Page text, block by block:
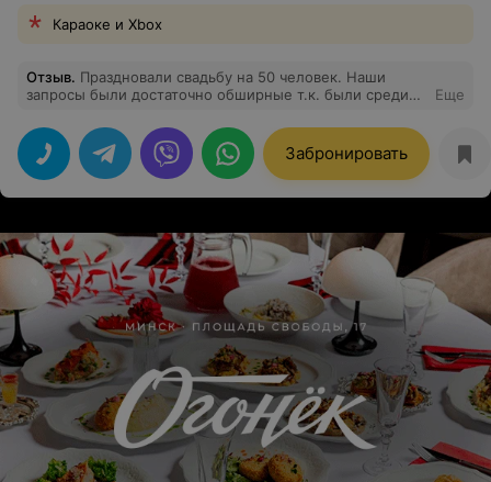
Караоке и Xbox
Отзыв. Праздновали свадьбу на 50 человек. Наши
запросы были достаточно обширные т.к. были среди
направления. В усадьбе vice-house в этом отношении
есть все!!! Большая прилегающая территория это
большой плюс если у вас большое мероприятие
(многие усадьбы как правило компактные), где можно
не только найти занятия детям, а так же зона отдыха и
следующий день мы взяли в аренду баню и бассейн
это тоже хороший плюс. Все гости остались довольны.
Спасибо усадьбе vice-house за гостеприимство и
трепетное отношение к клиентам. Место куда хочется
вернуться!
Еще
Забронировать